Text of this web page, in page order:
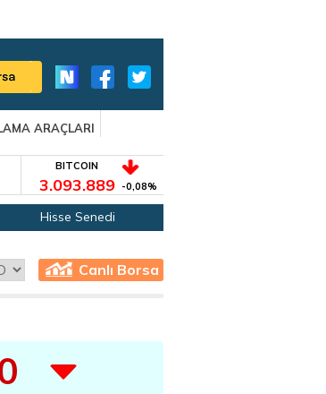
ARAÇLARI
BITCOIN
3.093.889 -0,08%
Hisse Senedi
Canlı Borsa